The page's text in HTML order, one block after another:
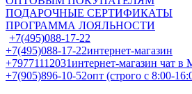
ПОДАРОЧНЫЕ СЕРТИФИКАТЫ
ПРОГРАММА ЛОЯЛЬНОСТИ
+7(495)088-17-22
+7(495)088-17-22интернет-магазин
+79771112031интернет-магазин чат в
+7(905)896-10-52опт (строго с 8:00-